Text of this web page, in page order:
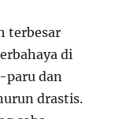
terbesar
di
paru dan
drastis.